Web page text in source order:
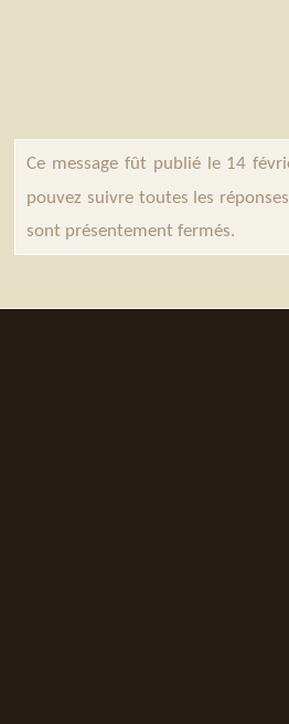
Ce message fût publié le 14
pouvez suivre toutes les
sont présentement fermés.